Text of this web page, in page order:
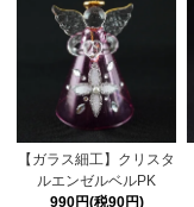
【ガラス細工】クリスタ
ルエンゼルベルPK
990円(税90円)